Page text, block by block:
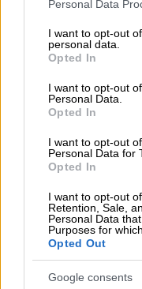
not limited to your visit
grant or deny consent
use your data for
consent section.
Personal Data
I want to opt-out
personal data.
Opted In
I want to opt-out
Personal Data.
Opted In
I want to opt-out
Personal Data for
Opted In
I want to opt-out
Retention, Sale,
Personal Data
Purposes for
Opted Out
Google consents
Lifestyle|
Κιάρα Φεράνι:
δημοσίευσε
συζύγου της
Fedez, πήρε
μετά τη σοβαρή
πέρασε